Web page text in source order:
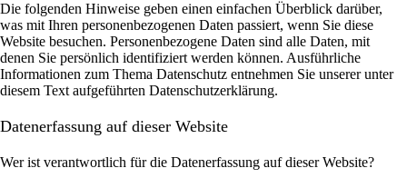
Die folgenden Hinweise geben einen einfachen Überblick darüber,
was mit Ihren personenbezogenen Daten passiert, wenn Sie diese
Website besuchen. Personenbezogene Daten sind alle Daten, mit
denen Sie persönlich identifiziert werden können. Ausführliche
Informationen zum Thema Datenschutz entnehmen Sie unserer unter
diesem Text aufgeführten Datenschutzerklärung.
Datenerfassung auf dieser Website
Wer ist verantwortlich für die Datenerfassung auf dieser Website?